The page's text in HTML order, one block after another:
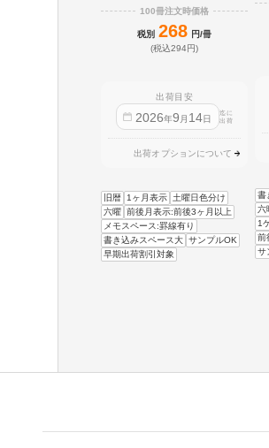
100冊注文時価格
税別 268 円/冊
(税込294円)
出荷目安
2026年9 月 14日
迄に
出荷
出荷オプションについて
旧暦 1ヶ月表示
土曜日色分け
六曜 前後月表示:前後3ヶ月以上
メモスペース:罫線有り
書き込みスペース大 サンプルOK
早期出荷割引対象
書
六
1
前
サ